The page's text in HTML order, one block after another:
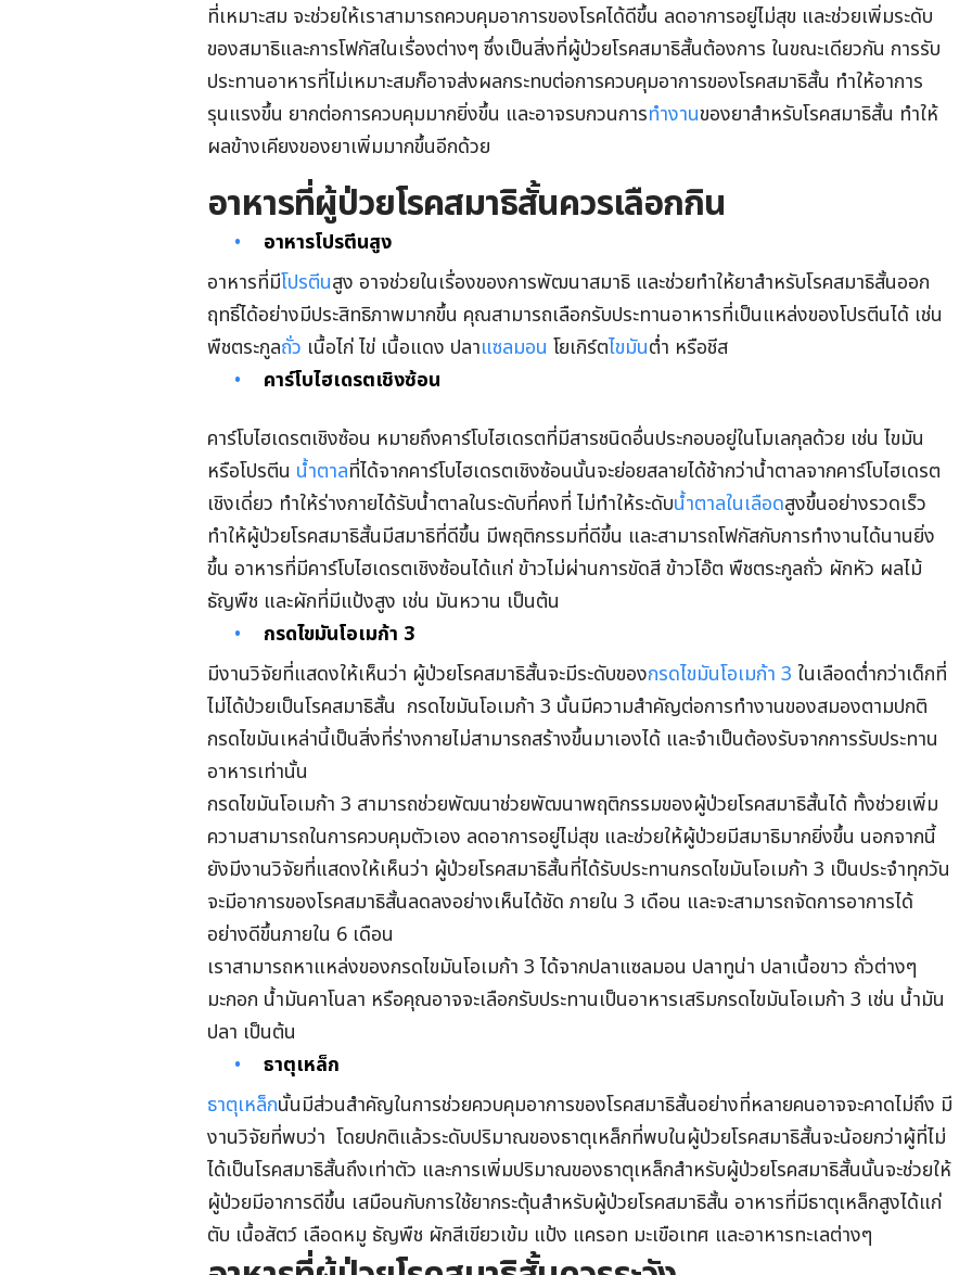
ที่เหมาะสม จะช่วยให้เราสามารถควบคุมอาการของโรคได้ดีขึ้น ลดอาการอยู่ไม่สุข และช่วยเพิ่มระดับ
ของสมาธิและการโฟกัสในเรื่องต่างๆ ซึ่งเป็นสิ่งที่ผู้ป่วยโรคสมาธิสั้นต้องการ ในขณะเดียวกัน การรับ
ประทานอาหารที่ไม่เหมาะสมก็อาจส่งผลกระทบต่อการควบคุมอาการของโรคสมาธิสั้น ทำให้อาการ
รุนแรงขึ้น ยากต่อการควบคุมมากยิ่งขึ้น และอาจรบกวนการทำงานของยาสำหรับโรคสมาธิสั้น ทำให้
ผลข้างเคียงของยาเพิ่มมากขึ้นอีกด้วย
อาหารที่ผู้ป่วยโรคสมาธิสั้นควรเลือกกิน
อาหารโปรตีนสูง
อาหารที่มีโปรตีนสูง อาจช่วยในเรื่องของการพัฒนาสมาธิ และช่วยทำให้ยาสำหรับโรคสมาธิสั้นออก
ฤทธิ์ได้อย่างมีประสิทธิภาพมากขึ้น คุณสามารถเลือกรับประทานอาหารที่เป็นแหล่งของโปรตีนได้ เช่น
พืชตระกูลถั่ว เนื้อไก่ ไข่ เนื้อแดง ปลาแซลมอน โยเกิร์ตไขมันต่ำ หรือชีส
คาร์โบไฮเดรตเชิงซ้อน
คาร์โบไฮเดรตเชิงซ้อน หมายถึงคาร์โบไฮเดรตที่มีสารชนิดอื่นประกอบอยู่ในโมเลกุลด้วย เช่น ไขมัน
หรือโปรตีน น้ำตาลที่ได้จากคาร์โบไฮเดรตเชิงซ้อนนั้นจะย่อยสลายได้ช้ากว่าน้ำตาลจากคาร์โบไฮเดรต
เชิงเดี่ยว ทำให้ร่างกายได้รับน้ำตาลในระดับที่คงที่ ไม่ทำให้ระดับน้ำตาลในเลือดสูงขึ้นอย่างรวดเร็ว
ทำให้ผู้ป่วยโรคสมาธิสั้นมีสมาธิที่ดีขึ้น มีพฤติกรรมที่ดีขึ้น และสามารถโฟกัสกับการทำงานได้นานยิ่ง
ขึ้น อาหารที่มีคาร์โบไฮเดรตเชิงซ้อนได้แก่ ข้าวไม่ผ่านการขัดสี ข้าวโอ๊ต พืชตระกูลถั่ว ผักหัว ผลไม้
ธัญพืช และผักที่มีแป้งสูง เช่น มันหวาน เป็นต้น
กรดไขมันโอเมก้า 3
มีงานวิจัยที่แสดงให้เห็นว่า ผู้ป่วยโรคสมาธิสั้นจะมีระดับของกรดไขมันโอเมก้า 3 ในเลือดต่ำกว่าเด็กที่
ไม่ได้ป่วยเป็นโรคสมาธิสั้น กรดไขมันโอเมก้า 3 นั้นมีความสำคัญต่อการทำงานของสมองตามปกติ
กรดไขมันเหล่านี้เป็นสิ่งที่ร่างกายไม่สามารถสร้างขึ้นมาเองได้ และจำเป็นต้องรับจากการรับประทาน
อาหารเท่านั้น
กรดไขมันโอเมก้า 3 สามารถช่วยพัฒนาช่วยพัฒนาพฤติกรรมของผู้ป่วยโรคสมาธิสั้นได้ ทั้งช่วยเพิ่ม
ความสามารถในการควบคุมตัวเอง ลดอาการอยู่ไม่สุข และช่วยให้ผู้ป่วยมีสมาธิมากยิ่งขึ้น นอกจากนี้
ยังมีงานวิจัยที่แสดงให้เห็นว่า ผู้ป่วยโรคสมาธิสั้นที่ได้รับประทานกรดไขมันโอเมก้า 3 เป็นประจำทุกวัน
จะมีอาการของโรคสมาธิสั้นลดลงอย่างเห็นได้ชัด ภายใน 3 เดือน และจะสามารถจัดการอาการได้
อย่างดีขึ้นภายใน 6 เดือน
เราสามารถหาแหล่งของกรดไขมันโอเมก้า 3 ได้จากปลาแซลมอน ปลาทูน่า ปลาเนื้อขาว ถั่วต่างๆ
มะกอก น้ำมันคาโนลา หรือคุณอาจจะเลือกรับประทานเป็นอาหารเสริมกรดไขมันโอเมก้า 3 เช่น น้ำมัน
ปลา เป็นต้น
ธาตุเหล็ก
ธาตุเหล็กนั้นมีส่วนสำคัญในการช่วยควบคุมอาการของโรคสมาธิสั้นอย่างที่หลายคนอาจจะคาดไม่ถึง มี
งานวิจัยที่พบว่า โดยปกติแล้วระดับปริมาณของธาตุเหล็กที่พบในผู้ป่วยโรคสมาธิสั้นจะน้อยกว่าผู้ที่ไม่
ได้เป็นโรคสมาธิสั้นถึงเท่าตัว และการเพิ่มปริมาณของธาตุเหล็กสำหรับผู้ป่วยโรคสมาธิสั้นนั้นจะช่วยให้
ผู้ป่วยมีอาการดีขึ้น เสมือนกับการใช้ยากระตุ้นสำหรับผู้ป่วยโรคสมาธิสั้น อาหารที่มีธาตุเหล็กสูงได้แก่
ตับ เนื้อสัตว์ เลือดหมู ธัญพืช ผักสีเขียวเข้ม แป้ง แครอท มะเขือเทศ และอาหารทะเลต่างๆ